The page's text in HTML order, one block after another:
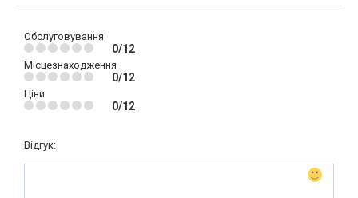
Обслуговування
0/12
Місцезнаходження
0/12
Ціни
0/12
Відгук: